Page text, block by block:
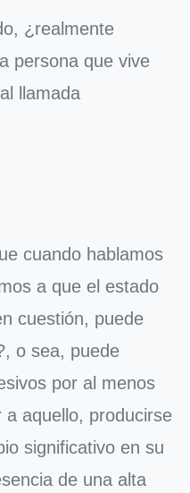
¿realmente
persona que vive
llamada
cuando hablamos
a que el estado
cuestión, puede
o sea, puede
por al menos
aquello, producirse
significativo en su
de una alta